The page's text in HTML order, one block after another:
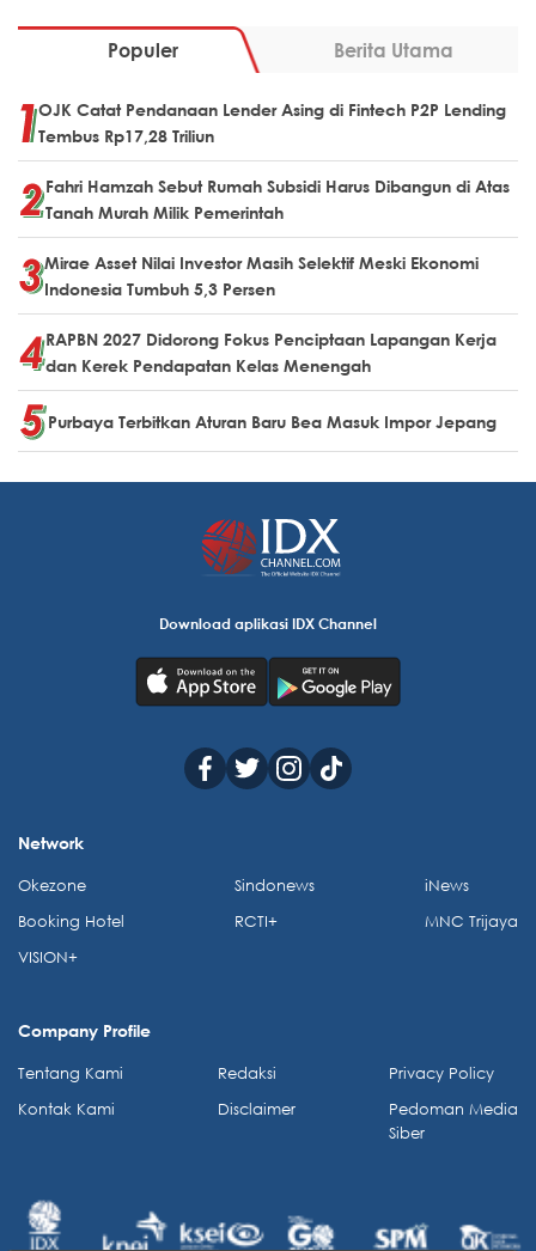
Populer Berita Utama
OJK Catat Pendanaan Lender Asing di Fintech P2P Lending
Tembus Rp17,28 Triliun
Fahri Hamzah Sebut Rumah Subsidi Harus Dibangun di Atas
Tanah Murah Milik Pemerintah
Mirae Asset Nilai Investor Masih Selektif Meski Ekonomi
Indonesia Tumbuh 5,3 Persen
RAPBN 2027 Didorong Fokus Penciptaan Lapangan Kerja
dan Kerek Pendapatan Kelas Menengah
Purbaya Terbitkan Aturan Baru Bea Masuk Impor Jepang
Download aplikasi IDX Channel
Network
Okezone
Booking Hotel
VISION+
Sindonews
RCTI+
iNews
MNC Trijaya
Company Profile
Tentang Kami
Kontak Kami
Redaksi
Disclaimer
Privacy Policy
Pedoman Media
Siber